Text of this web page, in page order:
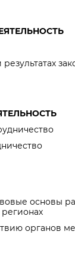
основы
органов